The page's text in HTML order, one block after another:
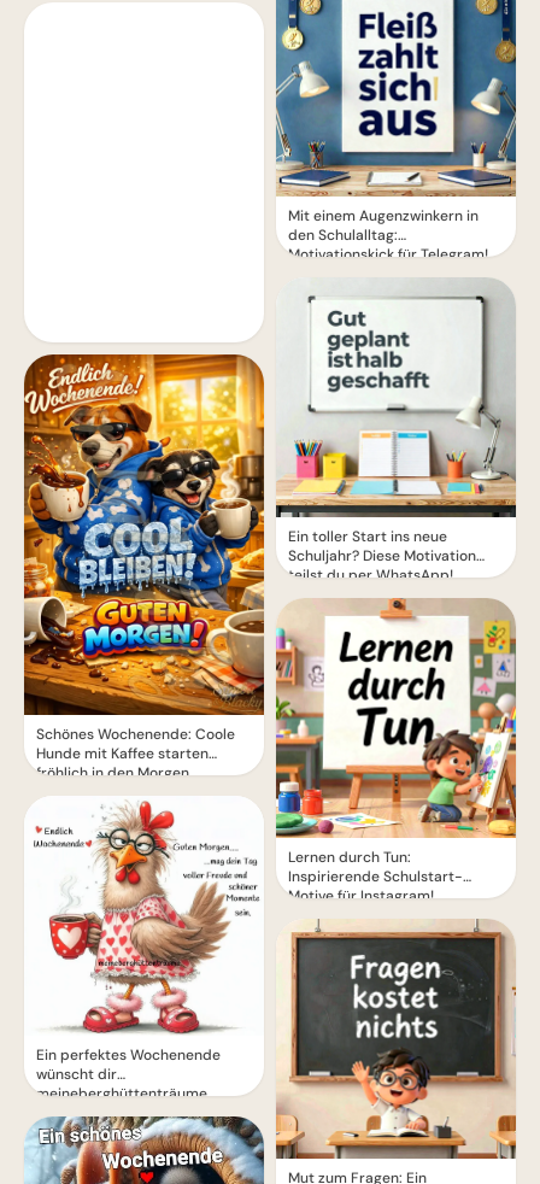
Schönes Wochenende: Coole
Hunde mit Kaffee starten
fröhlich in den Morgen
Ein perfektes Wochenende
wünscht dir
meineberghüttenträume
Mit einem Augenzwinkern in
den Schulalltag:
Motivationskick für Telegram!
Ein toller Start ins neue
Schuljahr? Diese Motivation
teilst du per WhatsApp!
Lernen durch Tun:
Inspirierende Schulstart-
Motive für Instagram!
Mut zum Fragen: Ein